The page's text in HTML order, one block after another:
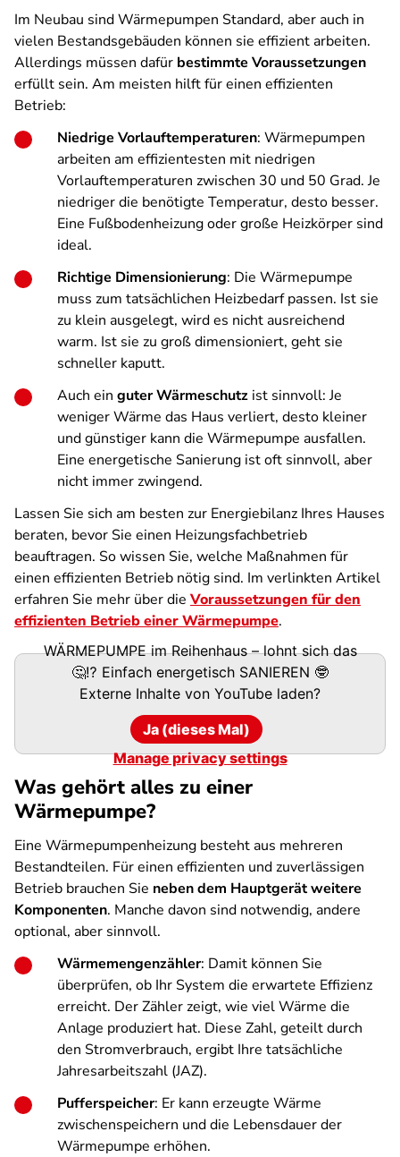
Im Neubau sind Wärmepumpen Standard, aber auch in
vielen Bestandsgebäuden können sie effizient arbeiten.
Allerdings müssen dafür bestimmte Voraussetzungen
erfüllt sein. Am meisten hilft für einen effizienten
Betrieb:
Niedrige Vorlauftemperaturen: Wärmepumpen
arbeiten am effizientesten mit niedrigen
Vorlauftemperaturen zwischen 30 und 50 Grad. Je
niedriger die benötigte Temperatur, desto besser.
Eine Fußbodenheizung oder große Heizkörper sind
ideal.
Richtige Dimensionierung: Die Wärmepumpe
muss zum tatsächlichen Heizbedarf passen. Ist sie
zu klein ausgelegt, wird es nicht ausreichend
warm. Ist sie zu groß dimensioniert, geht sie
schneller kaputt.
Auch ein guter Wärmeschutz ist sinnvoll: Je
weniger Wärme das Haus verliert, desto kleiner
und günstiger kann die Wärmepumpe ausfallen.
Eine energetische Sanierung ist oft sinnvoll, aber
nicht immer zwingend.
Lassen Sie sich am besten zur Energiebilanz Ihres Hauses
beraten, bevor Sie einen Heizungsfachbetrieb
beauftragen. So wissen Sie, welche Maßnahmen für
einen effizienten Betrieb nötig sind. Im verlinkten Artikel
erfahren Sie mehr über die Voraussetzungen für den
effizienten Betrieb einer Wärmepumpe.
WÄRMEPUMPE im Reihenhaus – lohnt sich das
🤔⁉️ Einfach energetisch SANIEREN 🤓
Externe Inhalte von YouTube laden?
Ja (dieses Mal)
Manage privacy settings
Was gehört alles zu einer
Wärmepumpe?
Eine Wärmepumpenheizung besteht aus mehreren
Bestandteilen. Für einen effizienten und zuverlässigen
Betrieb brauchen Sie neben dem Hauptgerät weitere
Komponenten. Manche davon sind notwendig, andere
optional, aber sinnvoll.
Wärmemengenzähler: Damit können Sie
überprüfen, ob Ihr System die erwartete Effizienz
erreicht. Der Zähler zeigt, wie viel Wärme die
Anlage produziert hat. Diese Zahl, geteilt durch
den Stromverbrauch, ergibt Ihre tatsächliche
Jahresarbeitszahl (JAZ).
Pufferspeicher: Er kann erzeugte Wärme
zwischenspeichern und die Lebensdauer der
Wärmepumpe erhöhen.